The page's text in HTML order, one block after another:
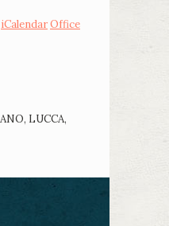
iCalendarOffice
LUCCA,